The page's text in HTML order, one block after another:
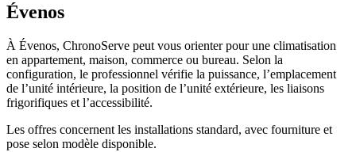
Évenos
À Évenos, ChronoServe peut vous orienter pour une climatisation
en appartement, maison, commerce ou bureau. Selon la
configuration, le professionnel vérifie la puissance, l’emplacement
de l’unité intérieure, la position de l’unité extérieure, les liaisons
frigorifiques et l’accessibilité.
Les offres concernent les installations standard, avec fourniture et
pose selon modèle disponible.